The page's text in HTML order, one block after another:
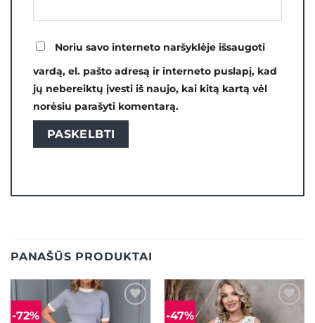
Noriu savo interneto naršyklėje išsaugoti
vardą, el. pašto adresą ir interneto puslapį, kad
jų nebereiktų įvesti iš naujo, kai kitą kartą vėl
norėsiu parašyti komentarą.
PANAŠŪS PRODUKTAI
-72% Mėgstamiausias -47% Mėgstamiausias